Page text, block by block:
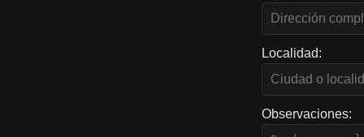
Localidad:
Observaciones: